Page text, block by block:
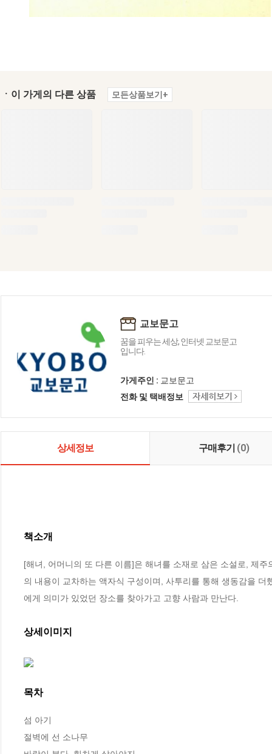
ㆍ이 가게의 다른 상품 모든상품보기+
교보문고
꿈을 피우는 세상, 인터넷 교보문고
입니다.
가게주인 : 교보문고
전화 및 택배정보
상세정보 구매후기 (0)
책소개
[해녀, 어머니의 또 다른 이름]은 해녀를 소재로 삼은 소설로, 제
의 내용이 교차하는 액자식 구성이며, 사투리를 통해 생동감을
에게 의미가 있었던 장소를 찾아가고 고향 사람과 만난다.
상세이미지
목차
섬 아기
절벽에 선 소나무